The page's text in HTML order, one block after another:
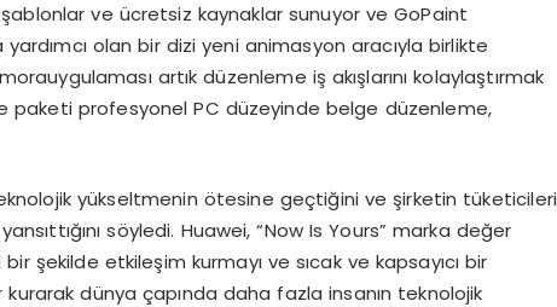
ve ücretsiz kaynaklar sunuyor ve GoPaint
olan bir dizi yeni animasyon aracıyla birlikte
artık düzenleme iş akışlarını kolaylaştırmak
paketi profesyonel PC düzeyinde belge düzenleme,
yükseltmenin ötesine geçtiğini ve şirketin tüketicileri
yansıttığını söyledi. Huawei, “Now Is Yours” marka değer
şekilde etkileşim kurmayı ve sıcak ve kapsayıcı bir
dünya çapında daha fazla insanın teknolojik